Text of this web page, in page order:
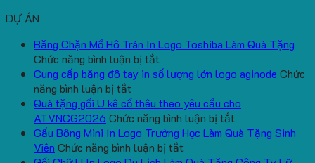
DỰ ÁN
Băng Chặn Mồ Hô Trán In Logo Toshiba Làm Quà Tặng
Chức năng bình luận bị tắt
Băng
Mồ
Hô
Trán
In
Cung cấp băng đô tay in số lượng lớn logo aginode Chức
năng bình luận bị tắt
Cung
cấp
băng
đô
Quà tặng gối U kê cổ thêu theo yêu cầu cho
ATVNCG2026 Chức năng bình luận bị tắt
Quà
Gấu Bông Mini In Logo Trường Học Làm Quà Tặng Sinh
Viên Chức năng bình luận bị tắt